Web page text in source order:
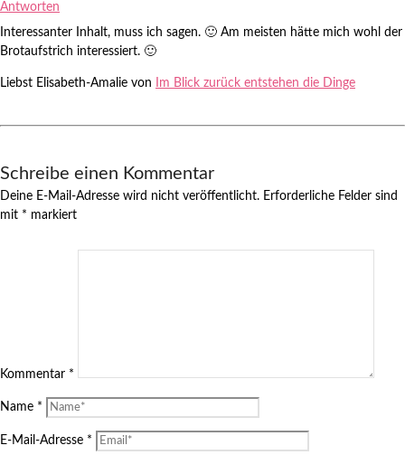
Antworten
Interessanter Inhalt, muss ich sagen. 🙂 Am meisten hätte mich wohl der
Brotaufstrich interessiert. 🙂
Liebst Elisabeth-Amalie von Im Blick zurück entstehen die Dinge
Schreibe einen Kommentar
Deine E-Mail-Adresse wird nicht veröffentlicht. Erforderliche Felder sind
mit * markiert
Kommentar *
Name *
E-Mail-Adresse *